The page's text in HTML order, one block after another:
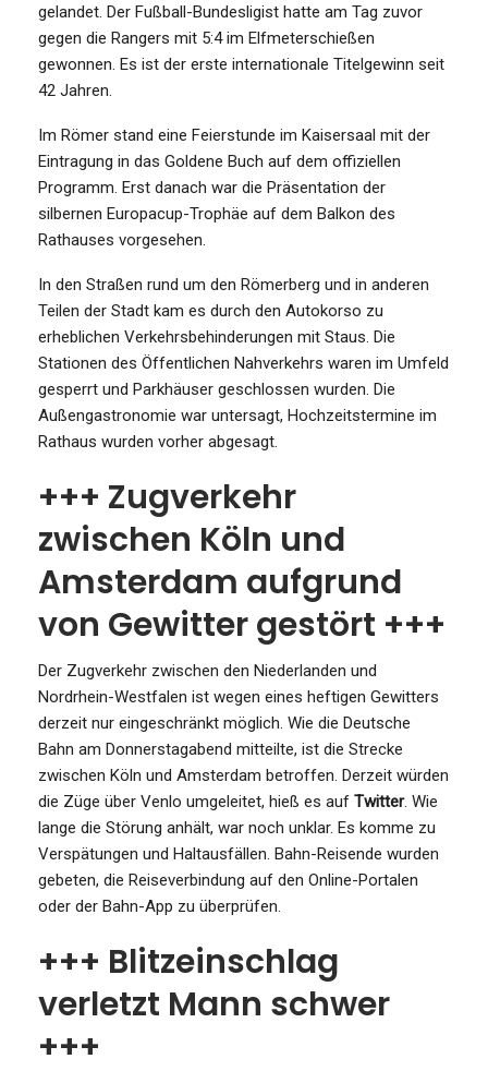
gelandet. Der Fußball-Bundesligist hatte am Tag zuvor
gegen die Rangers mit 5:4 im Elfmeterschießen
gewonnen. Es ist der erste internationale Titelgewinn seit
42 Jahren.
Im Römer stand eine Feierstunde im Kaisersaal mit der
Eintragung in das Goldene Buch auf dem offiziellen
Programm. Erst danach war die Präsentation der
silbernen Europacup-Trophäe auf dem Balkon des
Rathauses vorgesehen.
In den Straßen rund um den Römerberg und in anderen
Teilen der Stadt kam es durch den Autokorso zu
erheblichen Verkehrsbehinderungen mit Staus. Die
Stationen des Öffentlichen Nahverkehrs waren im Umfeld
gesperrt und Parkhäuser geschlossen wurden. Die
Außengastronomie war untersagt, Hochzeitstermine im
Rathaus wurden vorher abgesagt.
+++ Zugverkehr
zwischen Köln und
Amsterdam aufgrund
von Gewitter gestört +++
Der Zugverkehr zwischen den Niederlanden und
Nordrhein-Westfalen ist wegen eines heftigen Gewitters
derzeit nur eingeschränkt möglich. Wie die Deutsche
Bahn am Donnerstagabend mitteilte, ist die Strecke
zwischen Köln und Amsterdam betroffen. Derzeit würden
die Züge über Venlo umgeleitet, hieß es auf Twitter. Wie
lange die Störung anhält, war noch unklar. Es komme zu
Verspätungen und Haltausfällen. Bahn-Reisende wurden
gebeten, die Reiseverbindung auf den Online-Portalen
oder der Bahn-App zu überprüfen.
+++ Blitzeinschlag
verletzt Mann schwer
+++